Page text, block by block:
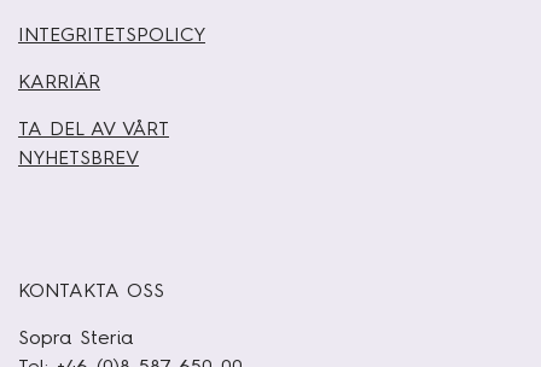
INTEGRITETSPOLICY
KARRIÄR
TA DEL AV VÅRT
NYHETSBREV
KONTAKTA OSS
Sopra Steria